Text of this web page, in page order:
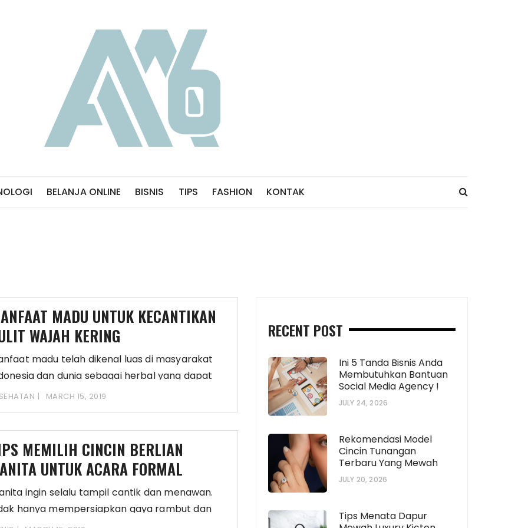
BELANJA ONLINE BISNIS TIPS FASHION KONTAK
MADU UNTUK KECANTIKAN
WAJAH KERING
madu telah dikenal luas di masyarakat
dan dunia sebagai herbal yang dapat
MARCH 15, 2019
MEMILIH CINCIN BERLIAN
UNTUK ACARA FORMAL
ingin selalu tampil cantik dan menawan.
hanya mempersiapkan gaya rambut dan
RECENT POST
Ini 5 Tanda Bisnis Anda
Membutuhkan Bantuan
Social Media Agency !
JULY 24, 2026
Rekomendasi Model
Cincin Tunangan
Terbaru Yang Mewah
JULY 20, 2026
Tips Menata Dapur